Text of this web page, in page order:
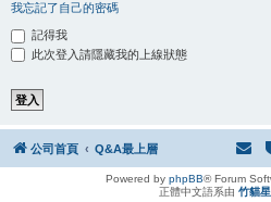
我忘記了自己的密碼
記得我
此次登入請隱藏我的上線狀態
公司首頁 Q&A最上層
Powered by phpBB® Forum
正體中文語系由 竹貓